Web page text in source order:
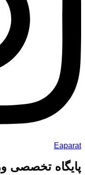
Eaparat
پایگاه تخصصی